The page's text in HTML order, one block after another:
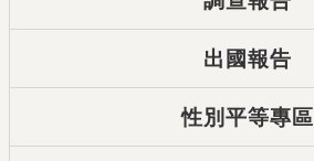
出國報告
性別平等專區